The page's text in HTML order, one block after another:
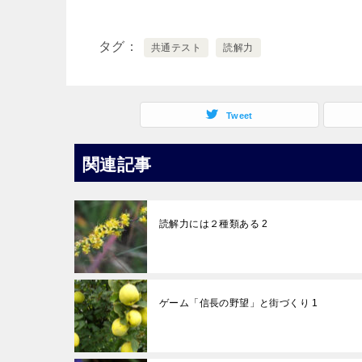
タグ 共通テスト 読解力
Tweet
関連記事
読解力には２種類ある 2
ゲーム「信長の野望」と街づくり 1